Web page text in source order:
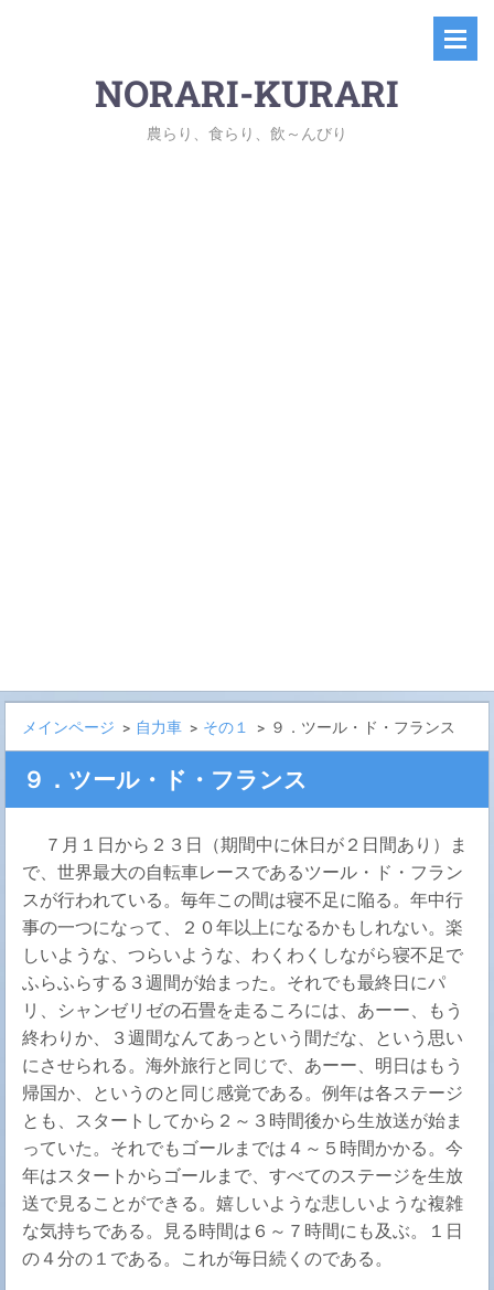
NORARI-KURARI
農らり、食らり、飲～んびり
メインページ > 自力車 > その１ > ９．ツール・ド・フランス
９．ツール・ド・フランス
７月１日から２３日（期間中に休日が２日間あり）ま
で、世界最大の自転車レースであるツール・ド・フラン
スが行われている。毎年この間は寝不足に陥る。年中行
事の一つになって、２０年以上になるかもしれない。楽
しいような、つらいような、わくわくしながら寝不足で
ふらふらする３週間が始まった。それでも最終日にパ
リ、シャンゼリゼの石畳を走るころには、あーー、もう
終わりか、３週間なんてあっという間だな、という思い
にさせられる。海外旅行と同じで、あーー、明日はもう
帰国か、というのと同じ感覚である。例年は各ステージ
とも、スタートしてから２～３時間後から生放送が始ま
っていた。それでもゴールまでは４～５時間かかる。今
年はスタートからゴールまで、すべてのステージを生放
送で見ることができる。嬉しいような悲しいような複雑
な気持ちである。見る時間は６～７時間にも及ぶ。１日
の４分の１である。これが毎日続くのである。